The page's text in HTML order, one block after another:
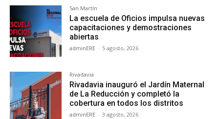
San Martín
La escuela de Oficios impulsa nuevas
capacitaciones y demostraciones
abiertas
adminERE - 5 agosto, 2026
Rivadavia
Rivadavia inauguró el Jardín Maternal
de La Reducción y completó la
cobertura en todos los distritos
adminERE - 3 agosto, 2026